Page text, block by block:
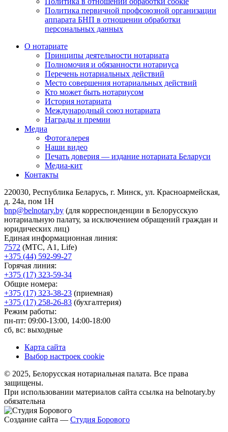
Политика первичной профсоюзной организации
аппарата БНП в отношении обработки
персональных данных
О нотариате
Принципы деятельности нотариата
Полномочия и обязанности нотариуса
Перечень нотариальных действий
Место совершения нотариальных действий
Кто может быть нотариусом
История нотариата
Международный союз нотариата
Награды и премии
Медиа
Фотогалерея
Наши видео
Печать доверия — издание нотариата Беларуси
Медиа-кит
Контакты
220030, Республика Беларусь, г. Минск, ул. Красноармейская,
д. 24а, пом 1Н
bnp@belnotary.by (для корреспонденции в Белорусскую
нотариальную палату, за исключением обращений граждан и
юридических лиц)
Единая информационная линия:
7572 (МТС, A1, Life)
+375 (44) 592-99-27
Горячая линия:
+375 (17) 323-59-34
Общие номера:
+375 (17) 323-38-23 (приемная)
+375 (17) 258-26-83 (бухгалтерия)
Режим работы:
пн-пт: 09:00-13:00, 14:00-18:00
сб, вс: выходные
Карта сайта
Выбор настроек cookie
© 2025, Белорусская нотариальная палата. Все права
защищены.
При использовании материалов сайта ссылка на belnotary.by
обязательна
Создание сайта — Студия Борового